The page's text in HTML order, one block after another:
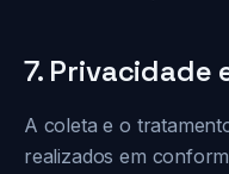
7. Privacidade
A coleta e o
realizados em